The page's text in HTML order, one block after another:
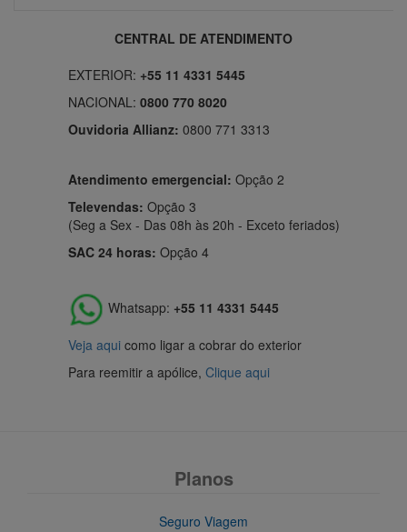
CENTRAL DE ATENDIMENTO
EXTERIOR: +55 11 4331 5445
NACIONAL: 0800 770 8020
Ouvidoria Allianz: 0800 771 3313
Atendimento emergencial: Opção 2
Televendas: Opção 3
(Seg a Sex - Das 08h às 20h - Exceto feriados)
SAC 24 horas: Opção 4
Whatsapp: +55 11 4331 5445
Veja aqui como ligar a cobrar do exterior
Para reemitir a apólice, Clique aqui
Planos
Seguro Viagem